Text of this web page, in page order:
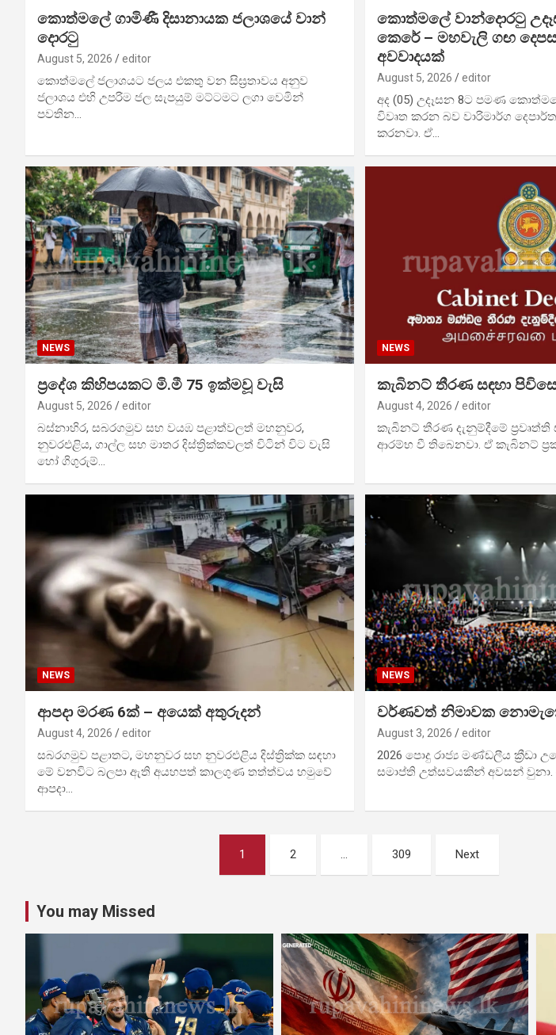
කොත්මලේ ගාමිණී දිසානායක ජලාශයේ වාන්
දොරටු
August 5, 2026 editor
කොත්මලේ ජලාශයට ජලය එකතු වන සිඝ්‍රතාවය අනුව
ජලාශය එහි උපරිම ජල සැපයුම් මට්ටමට ලගා වෙමින්
පවතින…
කොත්මලේ වාන්දොරටු
කෙරේ – මහවැලි ගඟ
අවවාදයක්
August 5, 2026 editor
අද (05) උදෑසන 8ට පමණ
විවෘත කරන බව වාරිමාර්ග
කරනවා. ඒ…
NEWS
ප්‍රදේශ කිහිපයකට මි.මී 75 ඉක්මවූ වැසි
August 5, 2026 editor
බස්නාහිර, සබරගමුව සහ වයඹ පළාත්වලත් මහනුවර,
නුවරඑළිය, ගාල්ල සහ මාතර දිස්ත්‍රික්කවලත් විටින් විට වැසි
හෝ ගිගුරුම්…
NEWS
කැබිනට් තීරණ සඳහා
August 4, 2026 editor
කැබිනට් තීරණ දැනුම්දීමේ
ආරම්භ වී තිබෙනවා. ඒ කැබිනට්
NEWS
ආපදා මරණ 6ක් – අයෙක් අතුරුදන්
August 4, 2026 editor
සබරගමුව පළාතට, මහනුවර සහ නුවරඑළිය දිස්ත්‍රික්ක සඳහා
මේ වනවිට බලපා ඇති අයහපත් කාලගුණ තත්ත්වය හමුවේ
ආපදා…
NEWS
වර්ණවත් නිමාවක
August 3, 2026 editor
2026 පොදු රාජ්‍ය මණ්ඩලීය ක්‍රීඩා
සමාප්ති උත්සවයකින් අවසන් වුනා.
1 2 … 309 Next
You may Missed